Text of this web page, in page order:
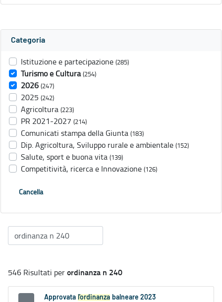
Categoria
Istituzione e partecipazione (285)
Turismo e Cultura (254)
2026 (247)
2025 (242)
Agricoltura (223)
PR 2021-2027 (214)
Comunicati stampa della Giunta (183)
Dip. Agricoltura, Sviluppo rurale e ambientale (152)
Salute, sport e buona vita (139)
Competitività, ricerca e Innovazione (126)
Cancella
546 Risultati perordinanza n 240
Approvata l'ordinanza balneare 2023